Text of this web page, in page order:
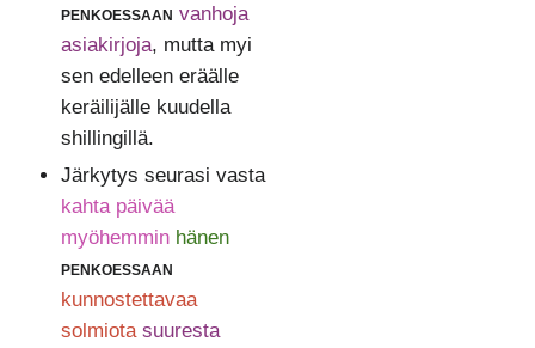
penkoessaan vanhoja
asiakirjoja, mutta myi
sen edelleen eräälle
keräilijälle kuudella
shillingillä.
Järkytys seurasi vasta
kahta päivää
myöhemmin hänen
penkoessaan
kunnostettavaa
solmiota suuresta